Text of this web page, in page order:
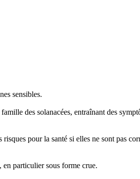
sensibles.
des solanacées, entraînant des
pour la santé si elles ne sont pas
particulier sous forme crue.